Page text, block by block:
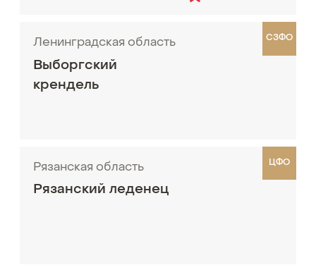
Выборгский
крендель
Ленинградская область СЗФО
Рязанский леденец
Рязанская область ЦФО